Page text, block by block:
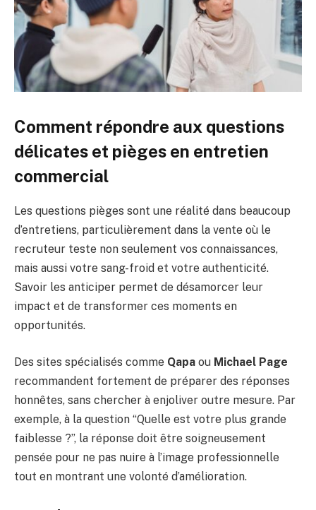
Comment répondre aux questions
délicates et pièges en entretien
commercial
Les questions pièges sont une réalité dans beaucoup
d’entretiens, particulièrement dans la vente où le
recruteur teste non seulement vos connaissances,
mais aussi votre sang-froid et votre authenticité.
Savoir les anticiper permet de désamorcer leur
impact et de transformer ces moments en
opportunités.
Des sites spécialisés comme Qapa ou Michael Page
recommandent fortement de préparer des réponses
honnêtes, sans chercher à enjoliver outre mesure. Par
exemple, à la question “Quelle est votre plus grande
faiblesse ?”, la réponse doit être soigneusement
pensée pour ne pas nuire à l’image professionnelle
tout en montrant une volonté d’amélioration.